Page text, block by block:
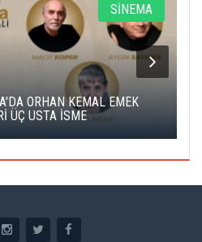
SİNEMA
ORHAN KEMAL EMEK
ÜÇ USTA İSME